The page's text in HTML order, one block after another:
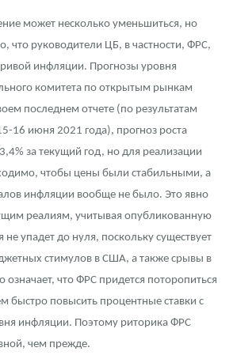
может несколько уменьшиться, но
что руководители ЦБ, в частности, ФРС,
инфляции. Прогнозы уровня
комитета по открытым рынкам
последнем отчете (по результатам
16 июня 2021 года), прогноз роста
за текущий год, но для реализации
чтобы цены были стабильными, а
инфляции вообще не было. Это явно
реалиям, учитывая опубликованную
не упадет до нуля, поскольку существует
стимулов в США, а также срывы в
означает, что ФРС придется поторопиться
быстро повысить процентные ставки с
инфляции. Поэтому риторика ФРС
чем прежде.